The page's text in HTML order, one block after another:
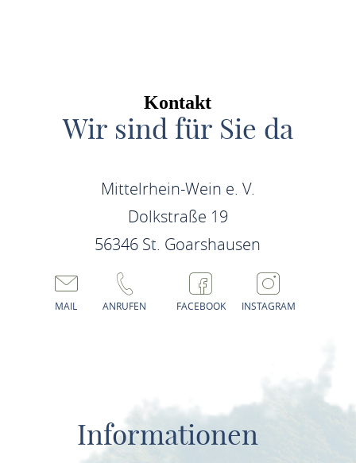
Kontakt
Wir sind für Sie da
Mittelrhein-Wein e. V.
Dolkstraße 19
56346 St. Goarshausen
MAIL ANRUFEN FACEBOOK INSTAGRAM
Informationen